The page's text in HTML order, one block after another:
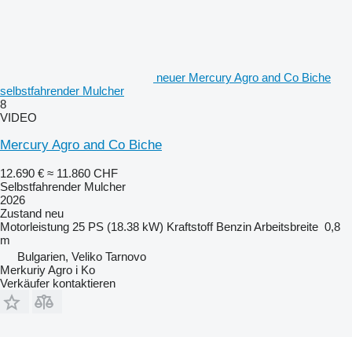
neuer Mercury Agro and Co Biche
selbstfahrender Mulcher
8
VIDEO
Mercury Agro and Co Biche
12.690 € ≈ 11.860 CHF
Selbstfahrender Mulcher
2026
Zustand neu
Motorleistung 25 PS (18.38 kW) Kraftstoff BenzinArbeitsbreite 0,8
m
Bulgarien, Veliko Tarnovo
Merkuriy Agro i Ko
Verkäufer kontaktieren